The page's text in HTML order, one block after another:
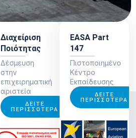
Διαχείριση
Ποιότητας
Δέσμευση
στην
επιχειρηματική
αριστεία
ΔΕΊΤΕ
ΠΕΡΙΣΣΌΤΕΡΑ
EASA Part
147
Πιστοποιημένο
Κέντρο
Εκπαίδευσης
ΔΕΊΤΕ
ΠΕΡΙΣΣΌΤΕΡΑ